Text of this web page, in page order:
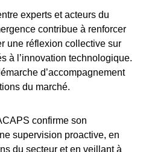
experts et acteurs du
contribue à renforcer
une réflexion collective sur
à l’innovation technologique.
d’accompagnement
du marché.
confirme son
supervision proactive, en
du secteur et en veillant à